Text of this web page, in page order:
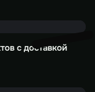
с доставкой